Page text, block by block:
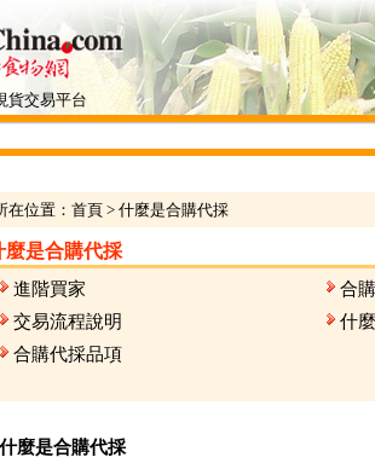
貨交易平台
在位置： 首頁 > 什麼是合購代採
麼是合購代採
進階買家
交易流程說明
合購代採品項
合
什
什麼是合購代採